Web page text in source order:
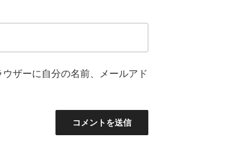
ザーに自分の名前、メールアド